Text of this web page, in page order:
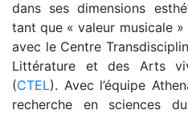
dans ses dimensions
tant que « valeur musicale
avec le Centre
Littérature et des Arts
(CTEL). Avec l’équipe
recherche en sciences